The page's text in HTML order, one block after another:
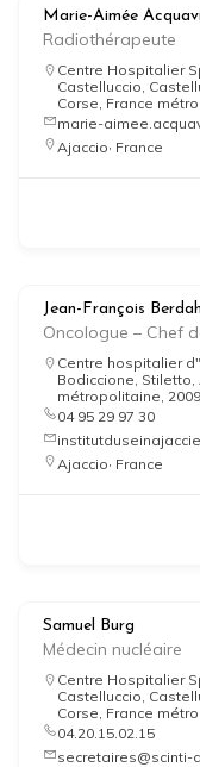
Marie-Aimée
Radiothérapeute
Centre Hospitalier
Castelluccio,
Corse, France
marie-
Ajaccio France
Jean-François Berdah
Oncologue – Chef
Centre hospitalier
Bodiccione, Stiletto,
métropolitaine,
04 95 29 97 30
Ajaccio France
Samuel Burg
Médecin nucléaire
Centre Hospitalier
Castelluccio,
Corse, France
04.20.15.02.15
secretaires@scinti-